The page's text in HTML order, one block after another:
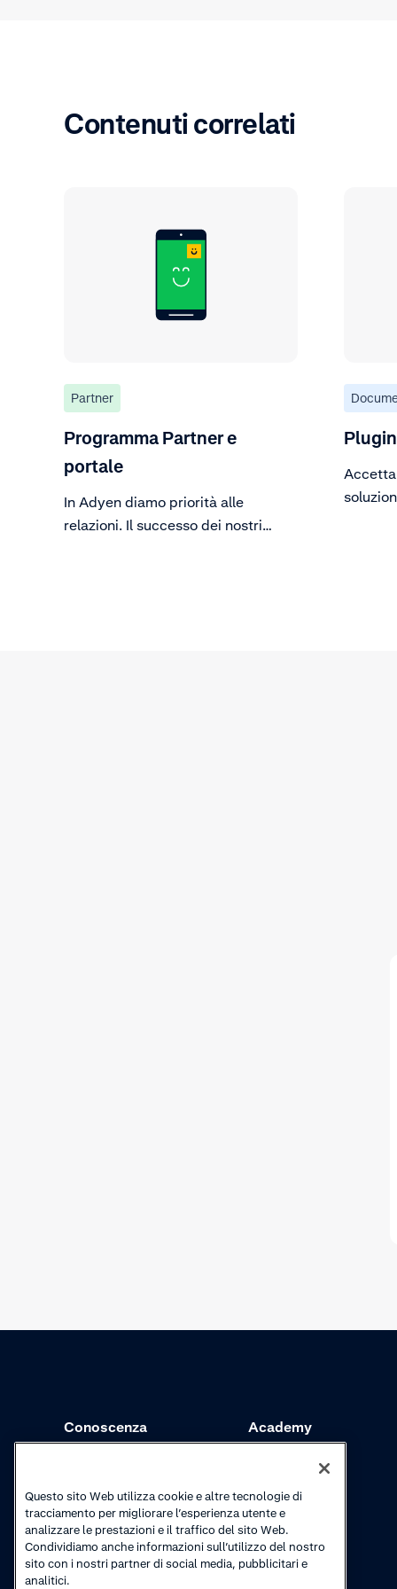
Contenuti correlati
Partner
Programma Partner e
portale
In Adyen diamo priorità alle
relazioni. Il successo dei nostri
Plugin
Conoscenza
Aggiornamenti sui
prodotti
Academy
Video tutorial
Questo sito Web utilizza cookie e altre tecnologie di
tracciamento per migliorare l’esperienza utente e
analizzare le prestazioni e il traffico del sito Web.
Condividiamo anche informazioni sull’utilizzo del nostro
sito con i nostri partner di social media, pubblicitari e
analitici.